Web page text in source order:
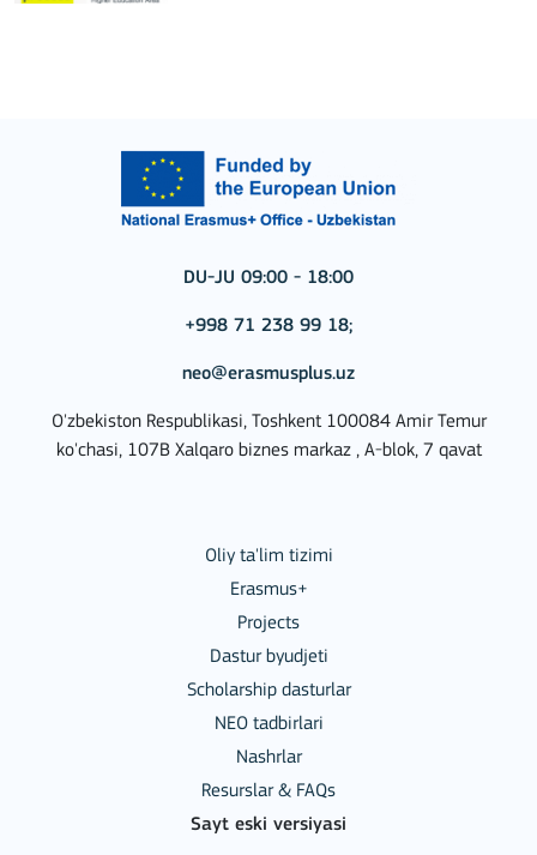
DU-JU 09:00 - 18:00
+998 71 238 99 18;
neo@erasmusplus.uz
O'zbekiston Respublikasi, Toshkent 100084 Amir Temur
ko'chasi, 107B Xalqaro biznes markaz , A-blok, 7 qavat
Oliy ta'lim tizimi
Erasmus+
Projects
Dastur byudjeti
Scholarship dasturlar
NEO tadbirlari
Nashrlar
Resurslar & FAQs
Sayt eski versiyasi